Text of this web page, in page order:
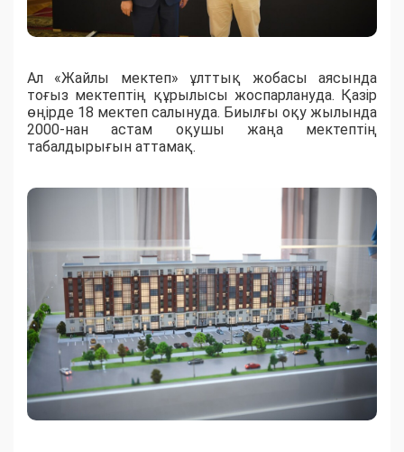
Ал «Жайлы мектеп» ұлттық жобасы аясында
тоғыз мектептің құрылысы жоспарлануда. Қазір
өңірде 18 мектеп салынуда. Биылғы оқу жылында
2000-нан астам оқушы жаңа мектептің
табалдырығын аттамақ.